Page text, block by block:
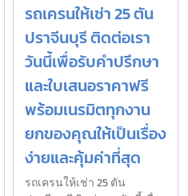
รถเครนให้เช่า 25 ตัน
ปราจีนบุรี ติดต่อเรา
วันนี้เพื่อรับคำปรึกษา
และใบเสนอราคาฟรี
พร้อมเนรมิตทุกงาน
ยกของคุณให้เป็นเรื่อง
ง่ายและคุ้มค่าที่สุด
รถเครนให้เช่า 25 ตัน